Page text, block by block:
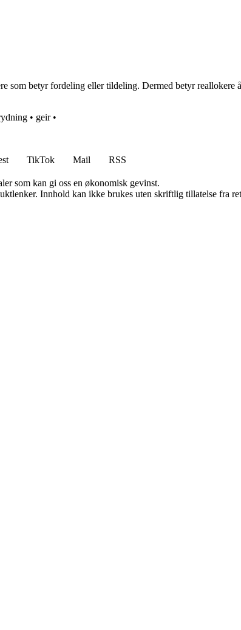
som betyr fordeling eller tildeling. Dermed betyr reallokere
• geir•
TikTok Mail
RSS
som kan gi oss en økonomisk gevinst.
Innhold kan ikke brukes uten skriftlig tillatelse fra